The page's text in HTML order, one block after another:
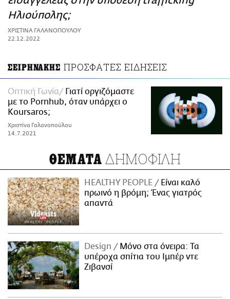
ΑΜΠΑ
PRINT
Ηλιούπολης;
ΧΡΙΣΤΙΝΑ ΓΑΛΑΝΟΠΟΥΛΟΥ
22.12.2022
ΣΕΙΡΗΝΑΚΗΣ ΠΡΟΣΦΑΤΕΣ ΕΙΔΗΣΕΙΣ
Οπτική Γωνία
Γιατί οργιζόμαστε
με το Pornhub, όταν υπάρχει ο
Koursaros;
Χριστίνα Γαλανοπούλου
14.7.2021
ΘΕΜΑΤΑ ΔΗΜΟΦΙΛΗ
HEALTHY PEOPLE
Είναι καλό
πρωινό η βρόμη; Ένας γιατρός
απαντά
Design
Μόνο στα όνειρα: Τα
υπέροχα σπίτια του Ιμπέρ ντε
Ζιβανσί